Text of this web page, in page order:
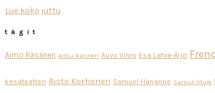
Lue koko juttu
tägit
Aimo Räsänen Arttu Ratinen Auvo Vihro Esa Latva-Äijö
kesäteatteri Risto Korhonen Samuel Harjanne Samuli Muje